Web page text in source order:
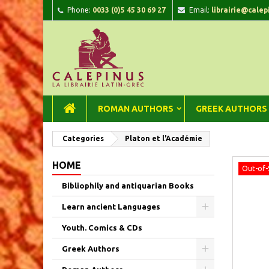
Phone: 0033 (0)5 45 30 69 27 Email:
ROMAN AUTHORS GREEK AUTHORS
Categories Platon et l'Académie
HOME
Bibliophily and antiquarian Books
Learn ancient Languages
Youth. Comics & CDs
Greek Authors
Out-of-